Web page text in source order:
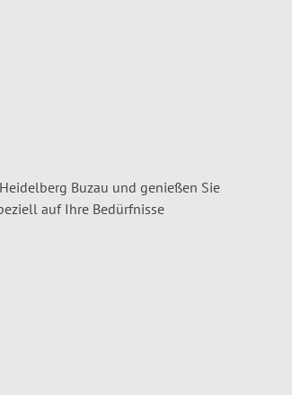
Buzau und genießen Sie
auf Ihre Bedürfnisse